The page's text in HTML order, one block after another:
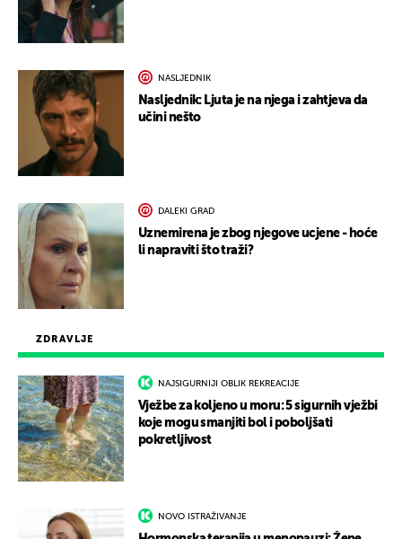
ZDRAVLJE
NAJSIGURNIJI OBLIK REKREACIJE
Vježbe za koljeno u moru: 5 sigurnih vježbi
koje mogu smanjiti bol i poboljšati
pokretljivost
NOVO ISTRAŽIVANJE
NASLJEDNIK
Nasljednik: Ljuta je na njega i zahtjeva da
učini nešto
DALEKI GRAD
Uznemirena je zbog njegove ucjene - hoće
li napraviti što traži?